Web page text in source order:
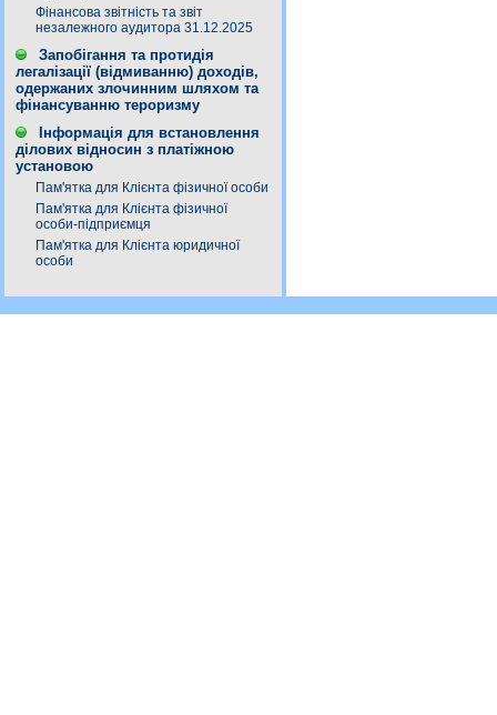
Фінансова звітність та звіт
незалежного аудитора 31.12.2025
Запобігання та протидія
легалізації (відмиванню) доходів,
одержаних злочинним шляхом та
фінансуванню тероризму
Інформація для встановлення
ділових відносин з платіжною
установою
Пам'ятка для Клієнта фізичної особи
Пам'ятка для Клієнта фізичної
особи-підприємця
Пам'ятка для Клієнта юридичної
особи